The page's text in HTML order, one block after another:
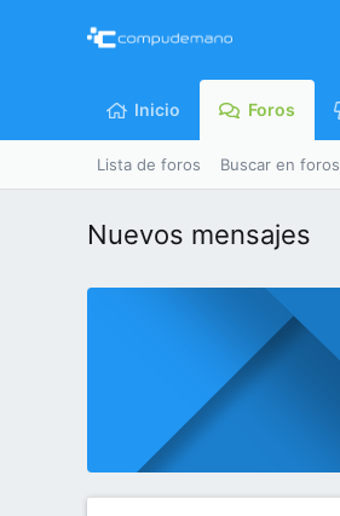
Inicio Foros
Lista de foros Buscar en foros
Nuevos mensajes